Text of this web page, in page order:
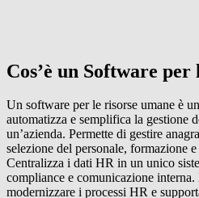
Cos’è un Software per
Un software per le risorse umane è
automatizza e semplifica la gestione
un’azienda. Permette di gestire
selezione del personale, formazione
Centralizza i dati HR in un unico
compliance e comunicazione
modernizzare i processi HR e